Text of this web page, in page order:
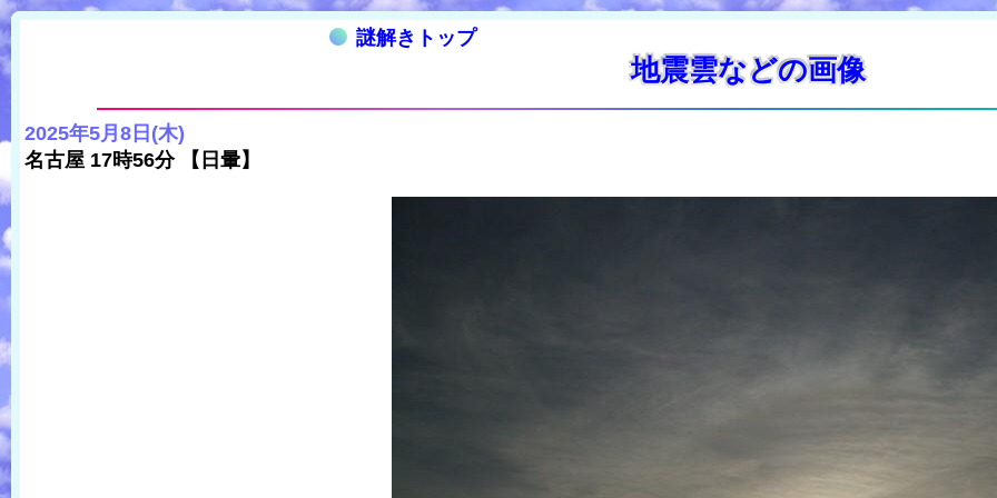
謎解きトップ
地震雲などの画像
2025年5月8日(木)
名古屋 17時56分 【日暈】